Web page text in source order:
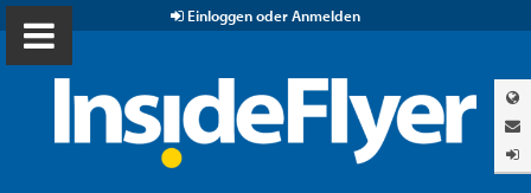
Einloggen oder Anmelden